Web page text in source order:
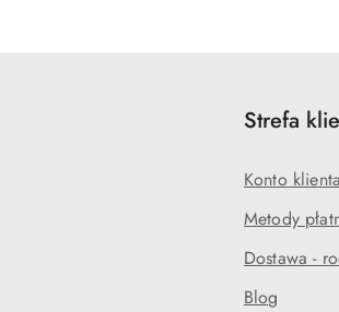
Strefa
Konto klienta
Metody
Dostawa -
Blog